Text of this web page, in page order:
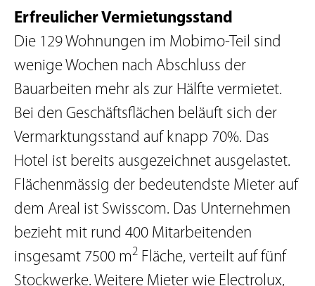
Erfreulicher Vermietungsstand
Die 129 Wohnungen im Mobimo-Teil sind
wenige Wochen nach Abschluss der
Bauarbeiten mehr als zur Hälfte vermietet.
Bei den Geschäftsflächen beläuft sich der
Vermarktungsstand auf knapp 70%. Das
Hotel ist bereits ausgezeichnet ausgelastet.
Flächenmässig der bedeutendste Mieter auf
dem Areal ist Swisscom. Das Unternehmen
bezieht mit rund 400 Mitarbeitenden
insgesamt 7500 m2 Fläche, verteilt auf fünf
Stockwerke. Weitere Mieter wie Electrolux,